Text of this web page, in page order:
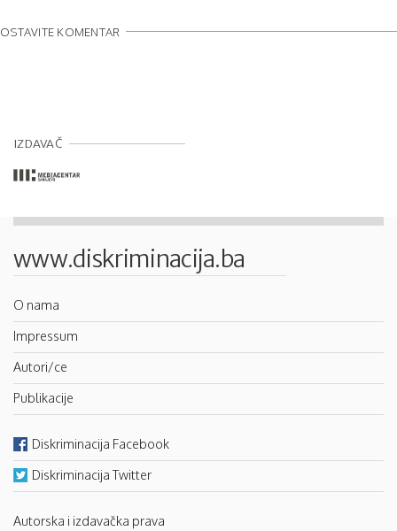
OSTAVITE KOMENTAR
IZDAVAČ
www.diskriminacija.ba
O nama
Impressum
Autori/ce
Publikacije
Diskriminacija Facebook
Diskriminacija Twitter
Autorska i izdavačka prava